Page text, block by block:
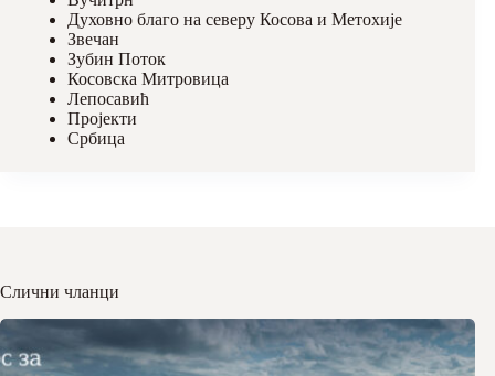
Духовно благо на северу Косова и Метохије
Звечан
Зубин Поток
Косовска Митровица
Лепосавић
Пројекти
Србица
Слични чланци